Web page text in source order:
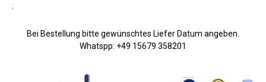
;
Bei Bestellung bitte gewünschtes Liefer Datum angeben.
Whatspp: +49 15679 358201